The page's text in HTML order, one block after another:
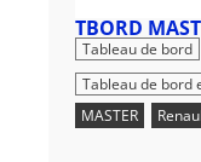
TBORD
Tableau de bord
Tableau de bord
MASTER